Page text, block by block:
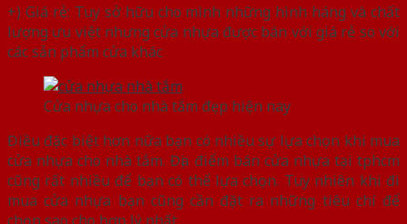
+) Giá rẻ: Tuy sở hữu cho mình những hình háng và chất
lượng ưu việt nhưng cửa nhựa được bán với giá rẻ so với
các sản phẩm cửa khác
Cửa nhựa cho nhà tắm đẹp hiện nay
Điều đặc biệt hơn nữa bạn có nhiều sự lựa chọn khi mua
cửa nhựa cho nhà tắm. Địa điểm bán cửa nhựa tại tphcm
cũng rất nhiều để bạn có thể lựa chọn. Tuy nhiên khi đi
mua cửa nhựa bạn cũng cần đặt ra những tiêu chí để
chọn sao cho hợp lý nhất.